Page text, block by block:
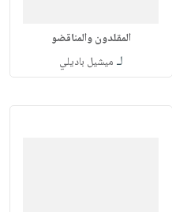
المقلدون والمناقضو
لـ ميشيل باديلي